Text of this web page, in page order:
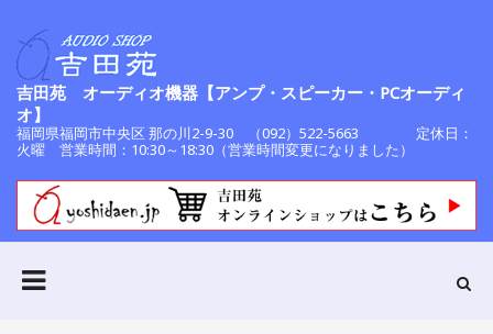
吉田苑 オーディオ機器【アンプ・スピーカー・PCオーディ
オ】
福岡県福岡市中央区 那の川2-9-30 （092）522-5663 定休日：
火曜 営業時間：10:30～18:30（営業時間変更になりました）